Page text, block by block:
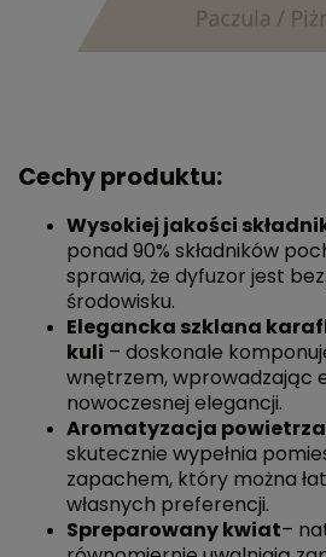
Cechy produktu:
Wysokiej jakości
ponad 90% składników
sprawia, że dyfuzor jest
środowisku.
Elegancka szklana
kuli – doskonale
wnętrzem, wprowadzając
nowoczesnej elegancji.
Aromatyzacja powietrza
skutecznie wypełnia
zapachem, który można
własnych preferencji.
Spreparowany kwiat–